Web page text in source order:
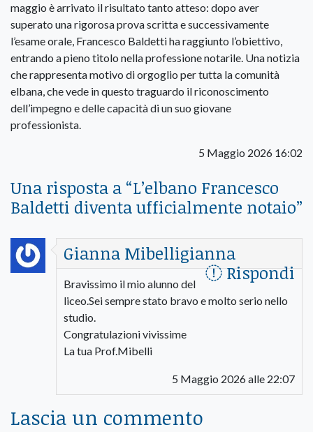
maggio è arrivato il risultato tanto atteso: dopo aver
superato una rigorosa prova scritta e successivamente
l’esame orale, Francesco Baldetti ha raggiunto l’obiettivo,
entrando a pieno titolo nella professione notarile. Una notizia
che rappresenta motivo di orgoglio per tutta la comunità
elbana, che vede in questo traguardo il riconoscimento
dell’impegno e delle capacità di un suo giovane
professionista.
5 Maggio 2026 16:02
Una risposta a “L’elbano Francesco
Baldetti diventa ufficialmente notaio”
Gianna Mibelligianna
Rispondi
Bravissimo il mio alunno del
liceo.Sei sempre stato bravo e molto serio nello
studio.
Congratulazioni vivissime
La tua Prof.Mibelli
5 Maggio 2026 alle 22:07
Lascia un commento